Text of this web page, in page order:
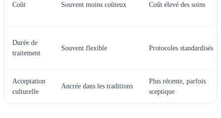
Coût Souvent moins coûteux Coût élevé des soins
Durée de
traitement
Souvent flexible Protocoles standardisés
Acceptation
culturelle
Ancrée dans les traditions
Plus récente, parfois
sceptique